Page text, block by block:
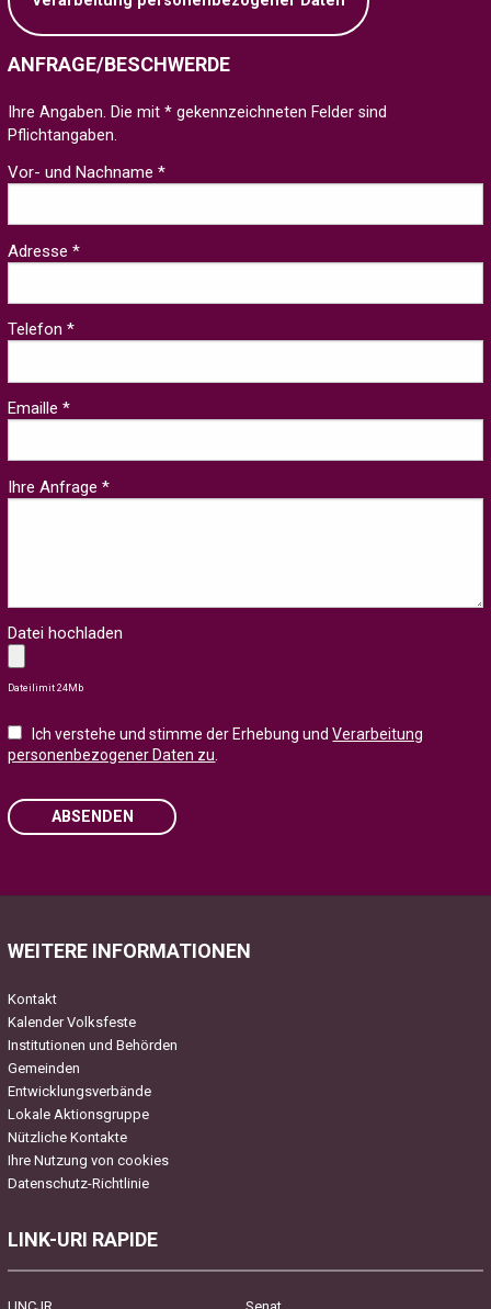
ANFRAGE/BESCHWERDE
Ihre Angaben. Die mit * gekennzeichneten Felder sind
Pflichtangaben.
Vor- und Nachname *
Adresse *
Telefon *
Emaille *
Ihre Anfrage *
Datei hochladen
Dateilimit 24Mb
Ich verstehe und stimme der Erhebung undVerarbeitung
personenbezogener Daten zu.
ABSENDEN
WEITERE INFORMATIONEN
Kontakt
Kalender Volksfeste
Institutionen und Behörden
Gemeinden
Entwicklungsverbände
Lokale Aktionsgruppe
Nützliche Kontakte
Ihre Nutzung von cookies
Datenschutz-Richtlinie
LINK-URI RAPIDE